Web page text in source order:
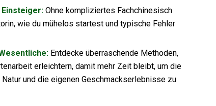
Ohne kompliziertes Fachchinesisch
wie du mühelos startest und typische Fehler
Entdecke überraschende Methoden,
erleichtern, damit mehr Zeit bleibt, um die
und die eigenen Geschmackserlebnisse zu